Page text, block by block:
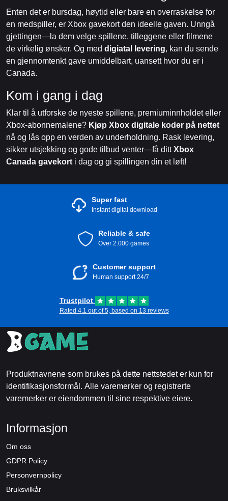
Enten det er bursdag, høytid eller bare en overraskelse for
en medspiller, er Xbox gavekort den ideelle gaven. Unngå
gjettingen—la dem velge spillene, tilleggene eller filmene
de virkelig ønsker. Og med digiatal levering, kan du sende
en gjennomtenkt gave umiddelbart, uansett hvor du er i
Canada.
Kom i gang i dag
Klar til å utforske de nyeste spillene, premiuminnholdet eller
Xbox-abonnemalene? Kjøp Xbox digitale koder på nettet
nå og lås opp en verden av underholdning. Rask levering,
sikker utsjekking og gode tilbud venter—få dittXbox
Canada gavekort i dag og gi spillingen din et løft!
Super fast
Instant digital download
Reliable & safe
Over 2.000 games
Customer support
Human support 24/7
Trustpilot
Rated 4.1 out of 5, based on 13 reviews
Produktnavnene som brukes på dette nettstedet er kun for
identifikasjonsformål. Alle varemerker og registrerte
varemerker er eiendommen til sine respektive eiere.
Informasjon
Om oss
GDPR Policy
Personvernpolicy
Bruksvilkår